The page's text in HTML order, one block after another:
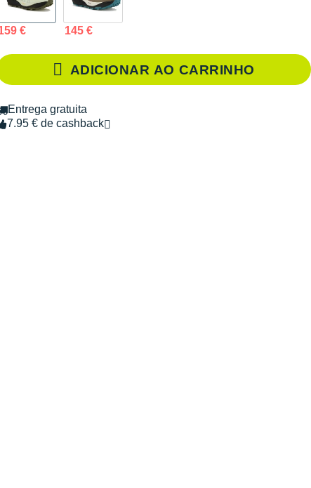
€ 145 €
ADICIONAR AO CARRINHO
Entrega gratuita
7.95 € de cashback